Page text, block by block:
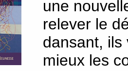
une
relever le
dansant, ils
mieux les